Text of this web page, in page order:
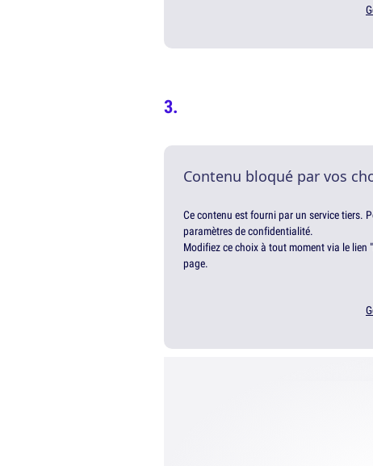
Contenu bloqué par vos
Ce contenu est fourni par un service tiers.
paramètres de confidentialité.
Modifiez ce choix à tout moment via le lien
page.